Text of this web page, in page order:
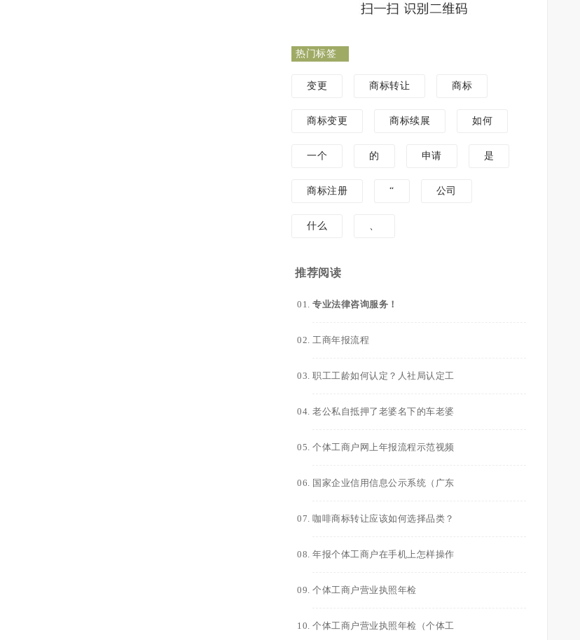
热门标签
变更 商标转让 商标
商标变更 商标续展 如何
一个 的 申请 是
商标注册 “ 公司
什么 、
推荐阅读
专业法律咨询服务！
工商年报流程
职工工龄如何认定？人社局认定工
老公私自抵押了老婆名下的车老婆
个体工商户网上年报流程示范视频
国家企业信用信息公示系统（广东
咖啡商标转让应该如何选择品类？
年报个体工商户在手机上怎样操作
个体工商户营业执照年检
个体工商户营业执照年检（个体工